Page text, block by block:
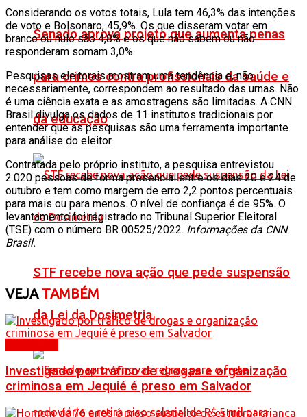
Senado aprova projeto que aumenta penas
para crimes contra profissionais da saúde e
da educação
STF recebe nova ação que pede suspensão
da Lei da Dosimetria
Considerando os votos totais, Lula tem 46,3% das intenções
de voto e Bolsonaro, 45,9%. Os que disseram votar em
branco ou nulo são 4,8% e os que não sabem ou não
responderam somam 3,0%.
Pesquisas eleitorais mostram uma tendência e, não
necessariamente, correspondem ao resultado das urnas. Não
é uma ciência exata e as amostragens são limitadas. A CNN
Brasil divulga os dados de 11 institutos tradicionais por
entender que as pesquisas são uma ferramenta importante
para análise do eleitor.
Contratada pelo próprio instituto, a pesquisa entrevistou
2.020 pessoas de forma presencial entre os dias 20 e 24 de
outubro e tem como margem de erro 2,2 pontos percentuais
para mais ou para menos. O nível de confiança é de 95%. O
levantamento foi registrado no Tribunal Superior Eleitoral
(TSE) com o número BR 00525/2022. Informações da CNN
Brasil.
VEJATAMBÉM
Investigado por tráfico de drogas e organização
criminosa em Jequié é preso em Salvador